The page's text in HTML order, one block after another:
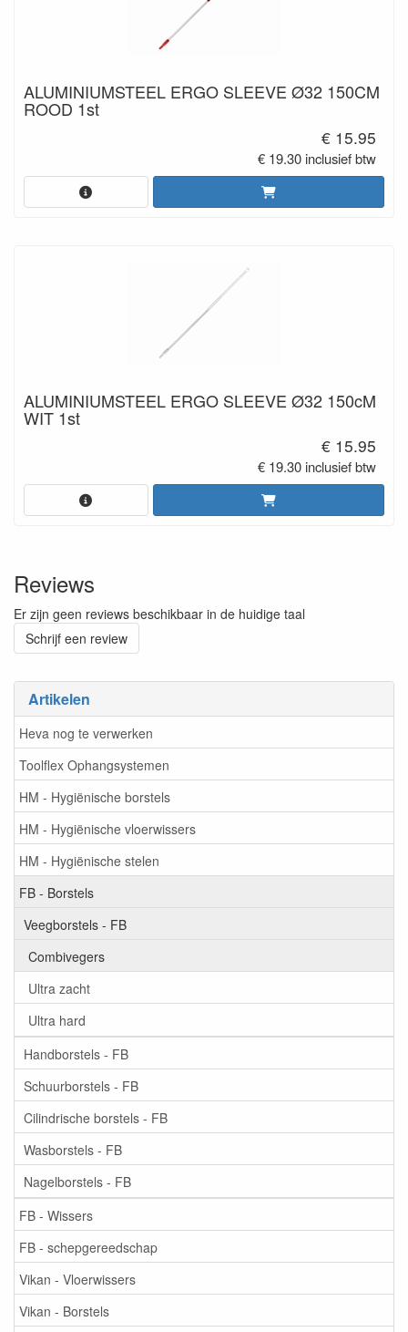
Artikelen
Heva nog te verwerken
Toolflex Ophangsystemen
HM - Hygiënische borstels
HM - Hygiënische vloerwissers
HM - Hygiënische stelen
FB - Borstels
Veegborstels - FB
Combivegers
Ultra zacht
Ultra hard
Handborstels - FB
Schuurborstels - FB
Cilindrische borstels - FB
Wasborstels - FB
Nagelborstels - FB
FB - Wissers
FB - schepgereedschap
Vikan - Vloerwissers
Vikan - Borstels
ALUMINIUMSTEEL ERGO SLEEVE Ø32 150CM
ROOD 1st
€ 15.95
€ 19.30 inclusief btw
ALUMINIUMSTEEL ERGO SLEEVE Ø32 150cM
WIT 1st
€ 15.95
€ 19.30 inclusief btw
Reviews
Er zijn geen reviews beschikbaar in de huidige taal
Schrijf een review